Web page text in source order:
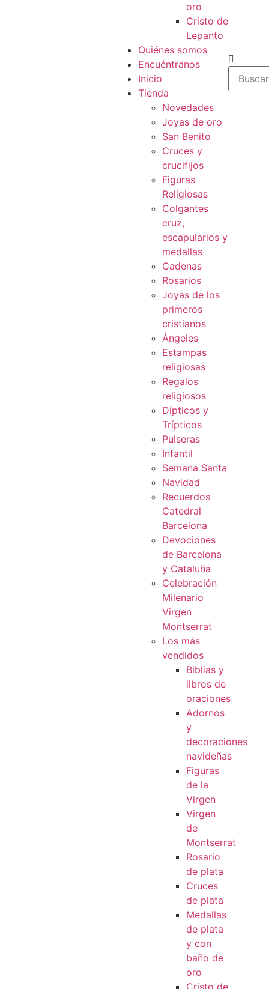
oro
Cristo de
Lepanto
Quiénes somos
Encuéntranos
Inicio
Tienda
Novedades
Joyas de oro
San Benito
Cruces y
crucifijos
Figuras
Religiosas
Colgantes
cruz,
escapularios y
medallas
Cadenas
Rosarios
Joyas de los
primeros
cristianos
Ángeles
Estampas
religiosas
Regalos
religiosos
Dípticos y
Trípticos
Pulseras
Infantil
Semana Santa
Navidad
Recuerdos
Catedral
Barcelona
Devociones
de Barcelona
y Cataluña
Celebración
Milenario
Virgen
Montserrat
Los más
vendidos
Biblias y
libros de
oraciones
Adornos
y
decoraciones
navideñas
Figuras
de la
Virgen
Virgen
de
Montserrat
Rosario
de plata
Cruces
de plata
Medallas
de plata
y con
baño de
oro
Cristo de